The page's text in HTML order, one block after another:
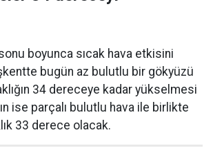
boyunca sıcak hava etkisini
bugün az bulutlu bir gökyüzü
34 dereceye kadar yükselmesi
ise parçalı bulutlu hava ile birlikte
33 derece olacak.